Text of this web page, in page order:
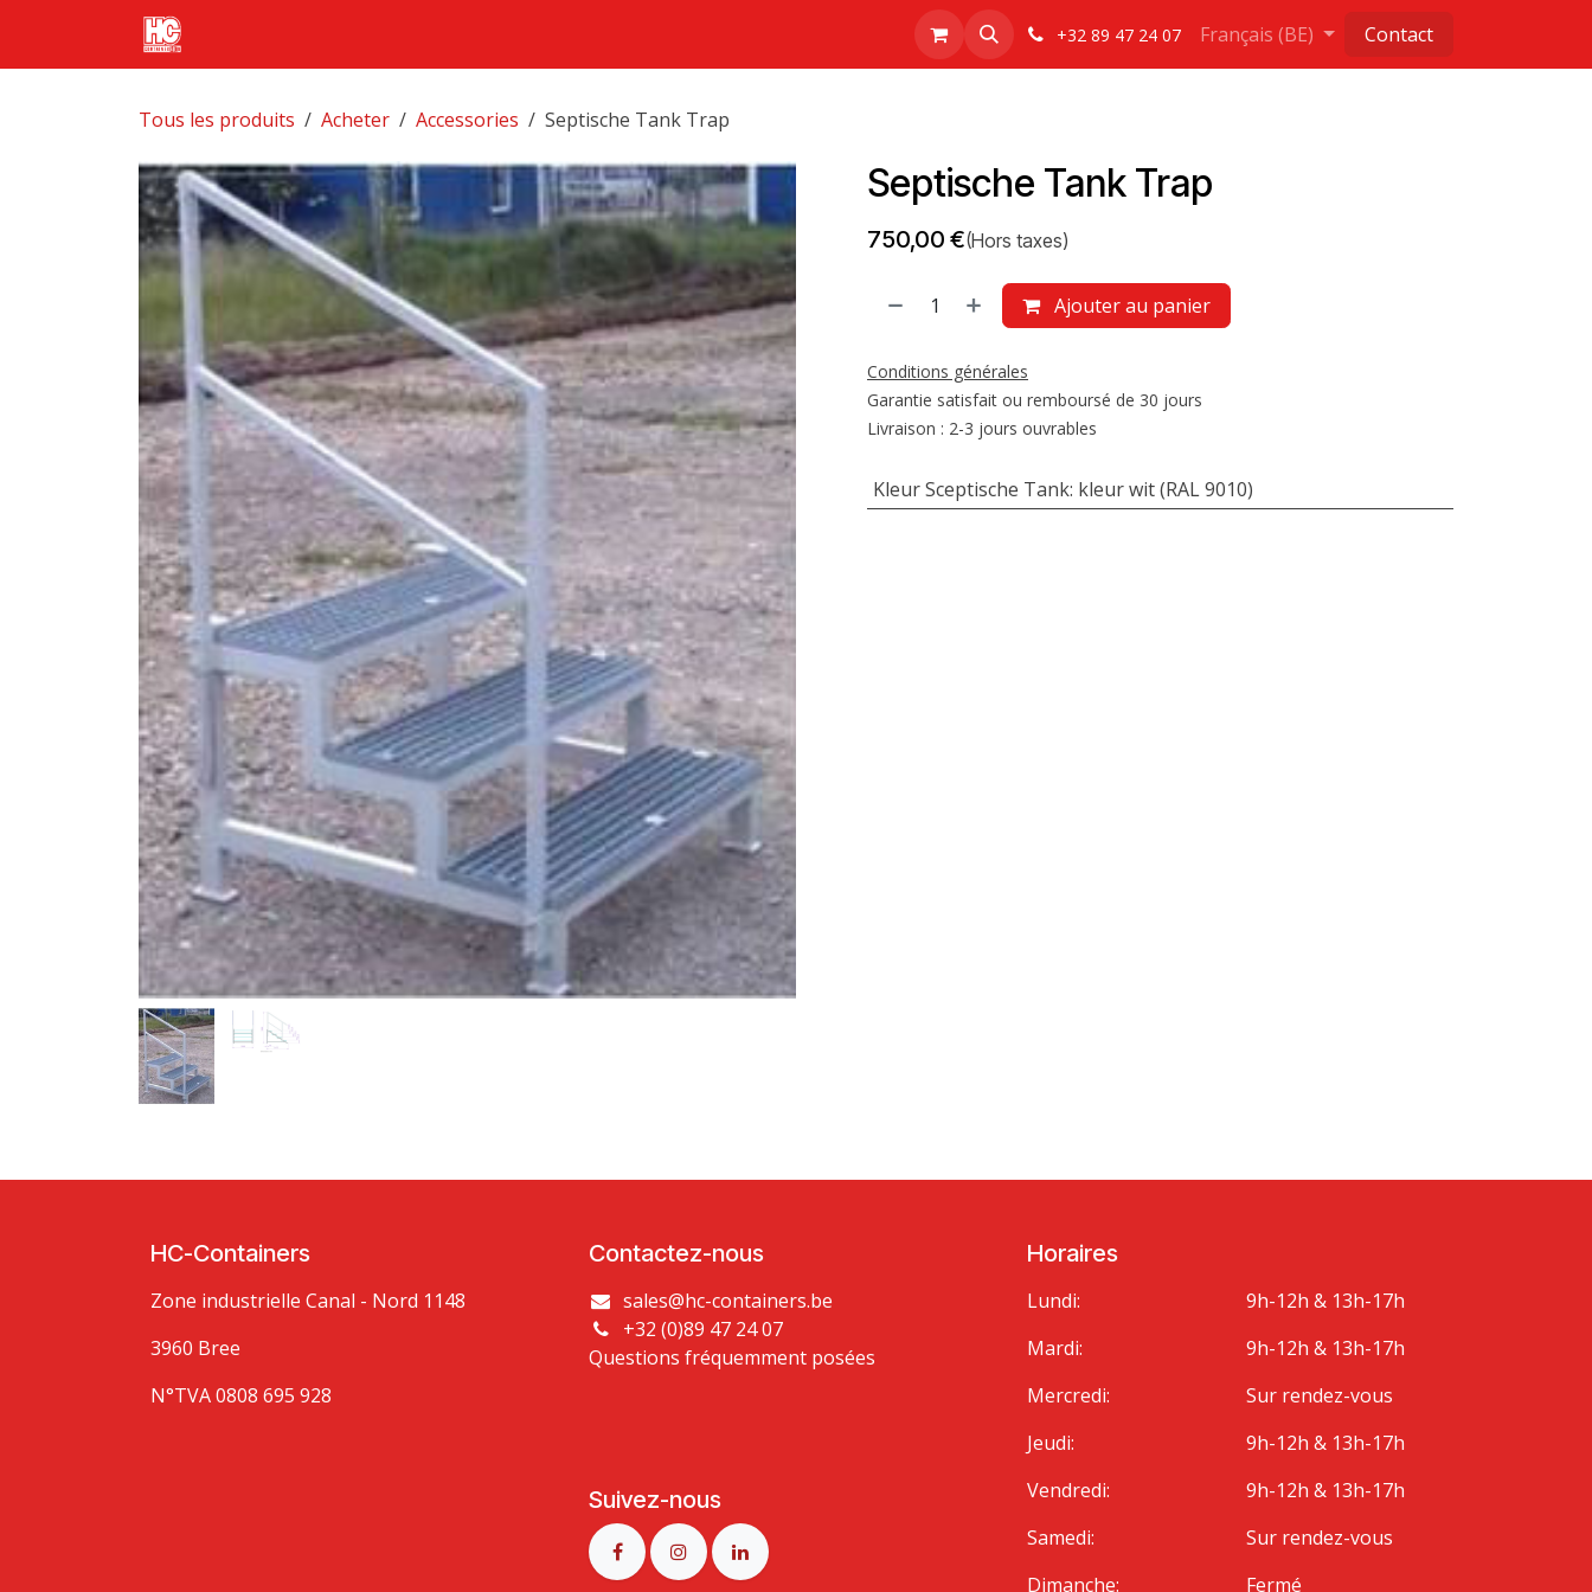
Se rendre au contenu
+32 89 47 24 07 Français (BE) Contact
Tous les produits Acheter Accessories Septische Tank Trap
Septische Tank Trap
750,00 €(Hors taxes)
Ajouter au panier
Conditions générales
Garantie satisfait ou remboursé de 30 jours
Livraison : 2-3 jours ouvrables
Kleur Sceptische Tank: kleur wit (RAL 9010)
HC-Containers
Zone industrielle Canal - Nord 1148
3960 Bree
N°TVA 0808 695 928
Horaires
Lundi:
Mardi:
Mercredi:
Jeudi:
Vendredi:
Samedi:
Dimanche:
9h-12h & 13h-17h
9h-12h & 13h-17h
Sur rendez-vous
9h-12h & 13h-17h
9h-12h & 13h-17h
Sur rendez-vous
Fermé
Contactez-nous
sales@hc-containers.be
+32 (0)89 47 24 07
Questions fréquemment posées
Suivez-nous